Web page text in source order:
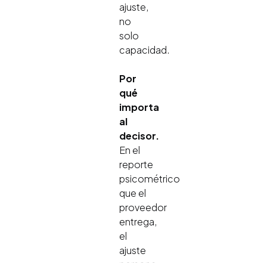
ajuste,
no
solo
capacidad.
Por
qué
importa
al
decisor.
En el
reporte
psicométrico
que el
proveedor
entrega,
el
ajuste